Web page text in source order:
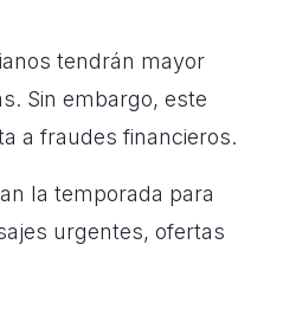
tendrán mayor
Sin embargo, este
a fraudes financieros.
la temporada para
urgentes, ofertas